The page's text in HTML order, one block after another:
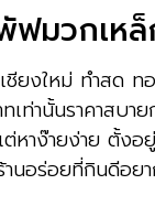
ฟมวกเห
ชียงใหม่ ทำสด
านั้นราคาสบาย
หาง๊ายง่าย ตั้ง
อร่อยที่กินดีอย